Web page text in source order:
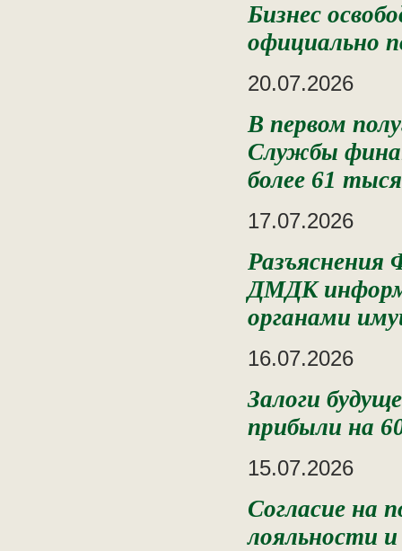
Бизнес
официально
20.07.2026
В первом
Службы
более 61
17.07.2026
ДМДК
органами
16.07.2026
Залоги
прибыли на
15.07.2026
Согласие на
лояльности